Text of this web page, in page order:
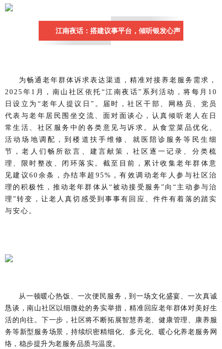
江南夜话：搭建议事平台，倾听银发心声
为畅通老年群体诉求表达渠道，精准对接养老服务需求，
2025年1月，南山社区依托“江南夜话”系列活动，将每月10
日设立为“老年人提议日”。届时，社区干部、网格员、党员
代表与老年居民围坐交流、面对面谈心，认真倾听老人在日
常生活、社区服务中的各类意见与诉求。从食堂菜品优化、
活动场地调配，到楼道扶手维修、就医陪诊服务等民生细
节，老人们畅所欲言、建言献策，社区逐一记录、分类梳
理、限时整改、闭环落实。截至目前，累计收集老年群体意
见建议60余条，办结率超95%，有效调动老年人参与社区治
理的积极性，推动老年群体从“被动接受服务”向“主动参与治
理”转变，让老人真切感受到事事有回应、件件有着落的踏实
与安心。
从一顿暖心热饭、一次便民服务，到一场文化盛宴、一次真诚
恳谈，南山社区以细微处的务实举措，精准回应老年群体对美好生
活的向往。下一步，社区将不断拓展智慧养老、健康管理、康养服
务等新型服务场景，持续织密精细化、多元化、暖心化养老服务网
络，稳步提升为老服务品质与温度。